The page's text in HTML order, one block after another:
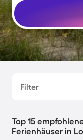
Filter
Top 15
Ferienhäuser in